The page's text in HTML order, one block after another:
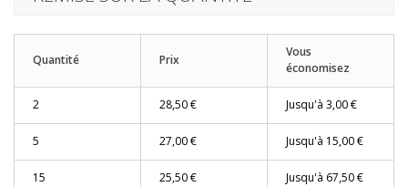
Quantité Prix
Vous
économisez
2 28,50 € Jusqu'à 3,00 €
5 27,00 € Jusqu'à 15,00 €
15 25,50 € Jusqu'à 67,50 €